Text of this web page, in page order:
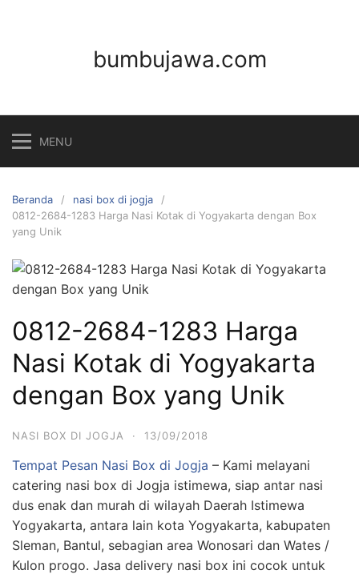
bumbujawa.com
MENU
Beranda
nasi box di jogja
0812-2684-1283 Harga Nasi Kotak di Yogyakarta dengan Box
yang Unik
0812-2684-1283 Harga
Nasi Kotak di Yogyakarta
dengan Box yang Unik
NASI BOX DI JOGJA · 13/09/2018
Tempat Pesan Nasi Box di Jogja – Kami melayani
catering nasi box di Jogja istimewa, siap antar nasi
dus enak dan murah di wilayah Daerah Istimewa
Yogyakarta, antara lain kota Yogyakarta, kabupaten
Sleman, Bantul, sebagian area Wonosari dan Wates /
Kulon progo. Jasa delivery nasi box ini cocok untuk